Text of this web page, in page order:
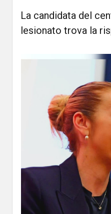
La candidata del
lesionato trova la